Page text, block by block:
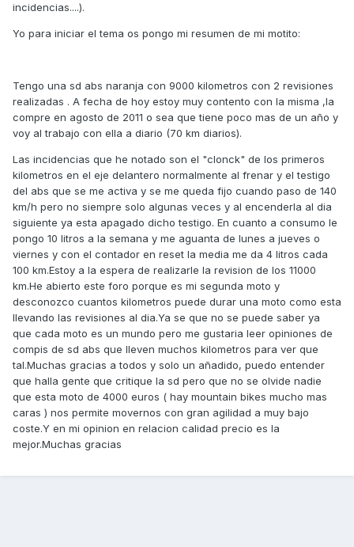
incidencias....).
Yo para iniciar el tema os pongo mi resumen de mi motito:
Tengo una sd abs naranja con 9000 kilometros con 2 revisiones
realizadas . A fecha de hoy estoy muy contento con la misma ,la
compre en agosto de 2011 o sea que tiene poco mas de un año y
voy al trabajo con ella a diario (70 km diarios).
Las incidencias que he notado son el "clonck" de los primeros
kilometros en el eje delantero normalmente al frenar y el testigo
del abs que se me activa y se me queda fijo cuando paso de 140
km/h pero no siempre solo algunas veces y al encenderla al dia
siguiente ya esta apagado dicho testigo. En cuanto a consumo le
pongo 10 litros a la semana y me aguanta de lunes a jueves o
viernes y con el contador en reset la media me da 4 litros cada
100 km.Estoy a la espera de realizarle la revision de los 11000
km.He abierto este foro porque es mi segunda moto y
desconozco cuantos kilometros puede durar una moto como esta
llevando las revisiones al dia.Ya se que no se puede saber ya
que cada moto es un mundo pero me gustaria leer opiniones de
compis de sd abs que lleven muchos kilometros para ver que
tal.Muchas gracias a todos y solo un añadido, puedo entender
que halla gente que critique la sd pero que no se olvide nadie
que esta moto de 4000 euros ( hay mountain bikes mucho mas
caras ) nos permite movernos con gran agilidad a muy bajo
coste.Y en mi opinion en relacion calidad precio es la
mejor.Muchas gracias